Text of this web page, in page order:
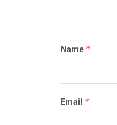
Name *
Email *